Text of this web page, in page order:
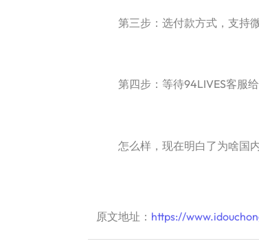
第三步：选付款方式，支持微
第四步：等待94LIVES客服给
怎么样，现在明白了为啥国内
原文地址： https://